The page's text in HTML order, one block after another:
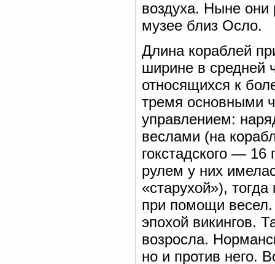
воздуха. Ныне
музее близ Осло.
Длина кораблей
ширине в средней
относящихся к
тремя основными
управлением:
веслами (на
гокстадского —
рулем у них
«старухой»),
при помощи весел.
эпохой викингов.
возросла.
но и против него.